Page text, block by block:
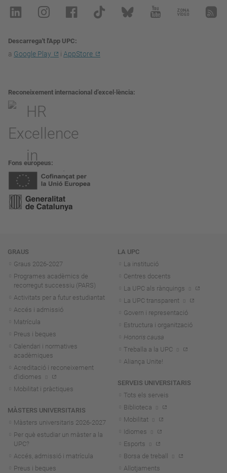
Descarrega't l'App UPC
a Google Play i AppStore
Reconeixement internacional d’excel·lència
Fons europeus
Navegació
GRAUS
Graus 2026-2027
Programes acadèmics de
recorregut successiu (PARS)
Activitats per a futur estudiantat
Accés i admissió
Matrícula
Preus i beques
Calendari i normatives
acadèmiques
Acreditació i reconeixement
d'idiomes
Mobilitat i pràctiques
MÀSTERS UNIVERSITARIS
Màsters universitaris 2026-2027
Per què estudiar un màster a la
UPC?
Accés, admissió i matrícula
Preus i beques
LA UPC
La institució
Centres docents
La UPC als rànquings
La UPC transparent
Govern i representació
Estructura i organització
Honoris causa
Treballa a la UPC
Aliança Unite!
SERVEIS UNIVERSITARIS
Tots els serveis
Biblioteca
Mobilitat
Idiomes
Esports
Borsa de treball
Allotjaments